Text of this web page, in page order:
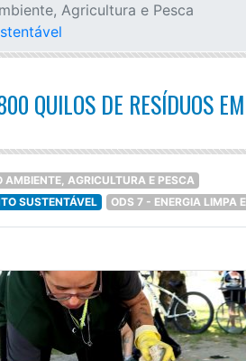
Agricultura e Pesca
QUILOS DE RESÍDUOS
AMBIENTE, AGRICULTURA E PESCA
SUSTENTÁVEL
ODS 7 - ENERGIA LIMPA